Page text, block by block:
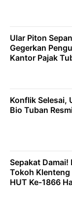
Ular Piton
Gegerkan
Kantor Pajak
Konflik Selesai,
Bio Tuban
Sepakat Damai!
Tokoh Klenteng
HUT Ke-1866